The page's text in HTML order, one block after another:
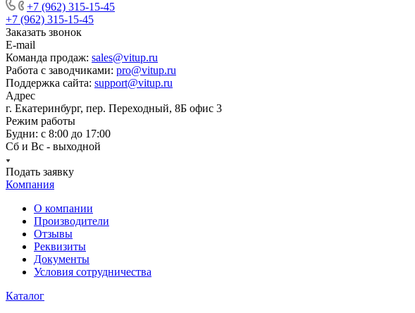
+7 (962) 315-15-45
+7 (962) 315-15-45
Заказать звонок
E-mail
Команда продаж: sales@vitup.ru
Работа с заводчиками: pro@vitup.ru
Поддержка сайта: support@vitup.ru
Адрес
г. Екатеринбург, пер. Переходный, 8Б офис 3
Режим работы
Будни: с 8:00 до 17:00
Сб и Вс - выходной
Подать заявку
Компания
О компании
Производители
Отзывы
Реквизиты
Документы
Условия сотрудничества
Каталог